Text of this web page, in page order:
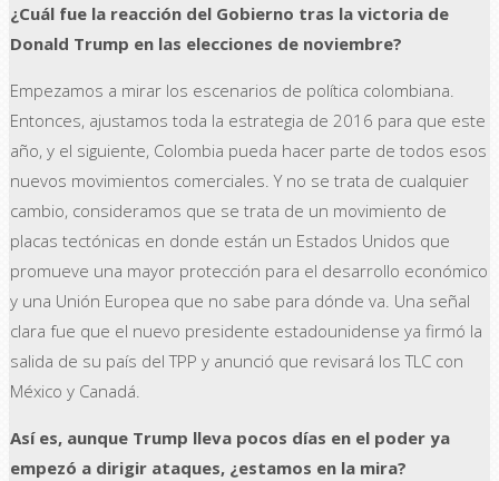
¿Cuál fue la reacción del Gobierno tras la victoria de
Donald Trump en las elecciones de noviembre?
Empezamos a mirar los escenarios de política colombiana.
Entonces, ajustamos toda la estrategia de 2016 para que este
año, y el siguiente, Colombia pueda hacer parte de todos esos
nuevos movimientos comerciales. Y no se trata de cualquier
cambio, consideramos que se trata de un movimiento de
placas tectónicas en donde están un Estados Unidos que
promueve una mayor protección para el desarrollo económico
y una Unión Europea que no sabe para dónde va. Una señal
clara fue que el nuevo presidente estadounidense ya firmó la
salida de su país del TPP y anunció que revisará los TLC con
México y Canadá.
Así es, aunque Trump lleva pocos días en el poder ya
empezó a dirigir ataques, ¿estamos en la mira?